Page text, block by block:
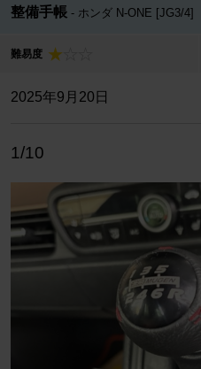
整備手帳 ホンダ N-ONE [JG3/4]
難易度
2025年9月20日
1/10